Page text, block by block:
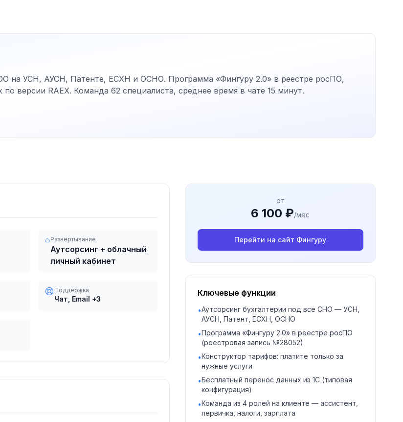
на УСН, АУСН, Патенте, ЕСХН и ОСНО. Программа «Фингуру 2.0» в реестре росПО,
версии RAEX. Команда 62 специалиста, среднее время в чате 15 минут.
Развёртывание
Аутсорсинг + облачный
личный кабинет
Поддержка
Чат, Email +3
от
6 100 ₽/мес
Перейти на сайт Фингуру
Ключевые функции
•Аутсорсинг бухгалтерии под все СНО — УСН,
АУСН, Патент, ЕСХН, ОСНО
•Программа «Фингуру 2.0» в реестре росПО
(реестровая запись №28052)
•Конструктор тарифов: платите только за
нужные услуги
•Бесплатный перенос данных из 1С (типовая
конфигурация)
•Команда из 4 ролей на клиенте — ассистент,
первичка, налоги, зарплата